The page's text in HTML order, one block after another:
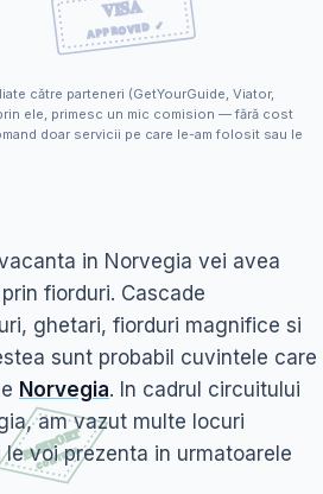
către parteneri (GetYourGuide, Viator,
ele, primesc un mic comision — fără cost
doar servicii pe care le-am folosit sau le
in Norvegia vei avea
fiorduri. Cascade
ghetari, fiorduri magnifice si
sunt probabil cuvintele care
Norvegia. In cadrul circuitului
am vazut multe locuri
voi prezenta in urmatoarele